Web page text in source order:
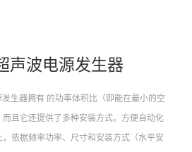
声波电源发生器
生器拥有 的功率体积比（即能在最小的空
且它还提供了多种安装方式，方便自动化
依据频率功率、尺寸和安装方式（水平安